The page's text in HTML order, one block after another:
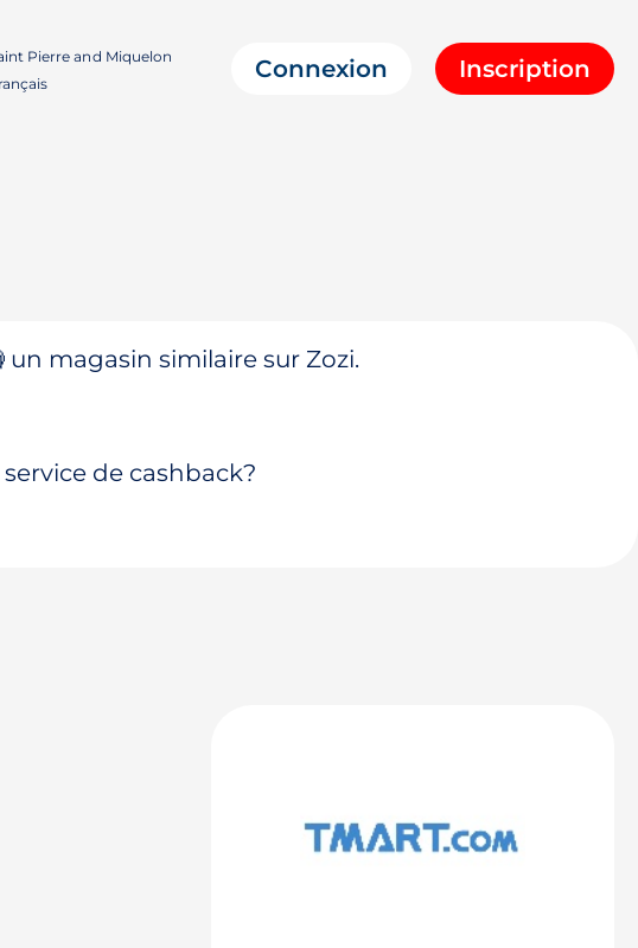
Pierre and Miquelon
Connexion Inscription
un magasin similaire sur Zozi.
de cashback?